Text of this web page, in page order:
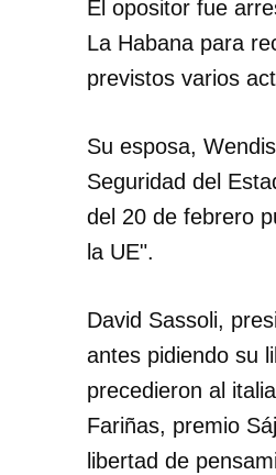
El opositor fue
La Habana para
previstos varios
Su esposa,
Seguridad del
del 20 de febrero
la UE".
David Sassoli,
antes pidiendo su
precedieron al
Fariñas, premio
libertad de